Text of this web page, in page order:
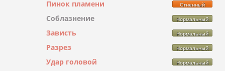
Пинок пламени Огненный
Соблазнение Нормальный
Зависть Нормальный
Разрез Нормальный
Удар головой Нормальный